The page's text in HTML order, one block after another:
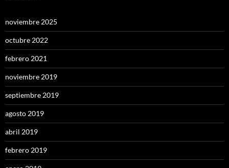
noviembre 2025
octubre 2022
febrero 2021
noviembre 2019
septiembre 2019
agosto 2019
abril 2019
febrero 2019